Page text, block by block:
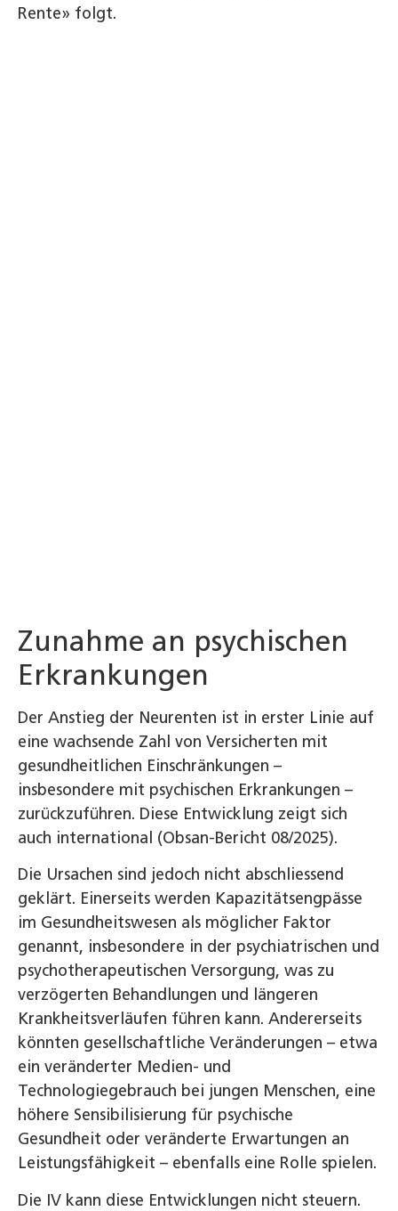
Rente» folgt.
Zunahme an psychischen
Erkrankungen
Der Anstieg der Neurenten ist in erster Linie auf
eine wachsende Zahl von Versicherten mit
gesundheitlichen Einschränkungen –
insbesondere mit psychischen Erkrankungen –
zurückzuführen. Diese Entwicklung zeigt sich
auch international (Obsan-Bericht 08/2025).
Die Ursachen sind jedoch nicht abschliessend
geklärt. Einerseits werden Kapazitätsengpässe
im Gesundheitswesen als möglicher Faktor
genannt, insbesondere in der psychiatrischen und
psychotherapeutischen Versorgung, was zu
verzögerten Behandlungen und längeren
Krankheitsverläufen führen kann. Andererseits
könnten gesellschaftliche Veränderungen – etwa
ein veränderter Medien- und
Technologiegebrauch bei jungen Menschen, eine
höhere Sensibilisierung für psychische
Gesundheit oder veränderte Erwartungen an
Leistungsfähigkeit – ebenfalls eine Rolle spielen.
Die IV kann diese Entwicklungen nicht steuern.